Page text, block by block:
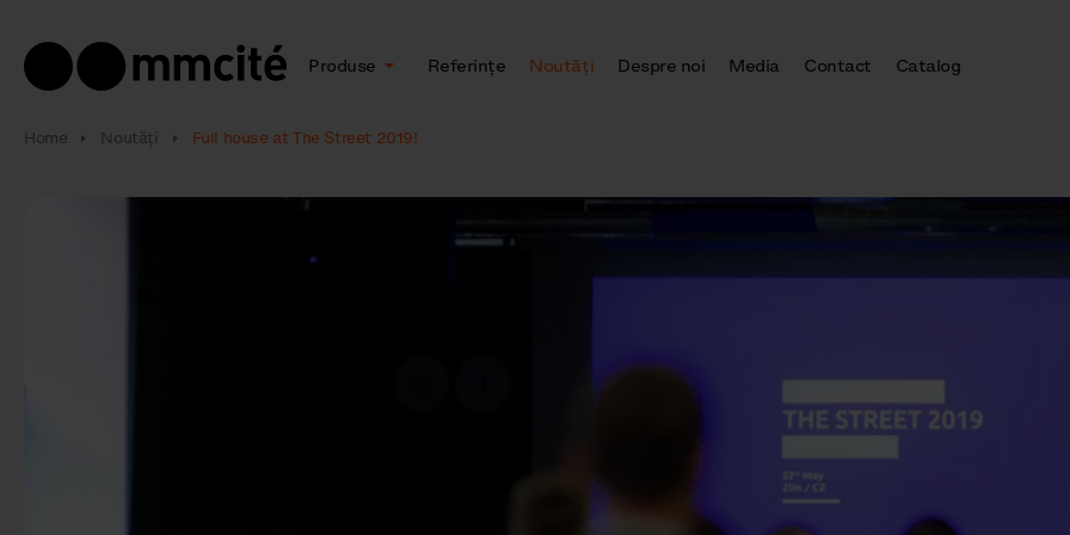
Produse Referințe Noutăţi Despre noi Media Contact Catalog
Home Noutăţi Full house at The Street 2019!